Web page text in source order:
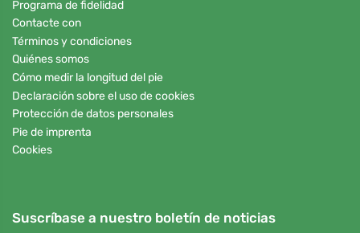
Programa de fidelidad
Contacte con
Términos y condiciones
Quiénes somos
Cómo medir la longitud del pie
Declaración sobre el uso de cookies
Protección de datos personales
Pie de imprenta
Cookies
Suscríbase a nuestro boletín de noticias